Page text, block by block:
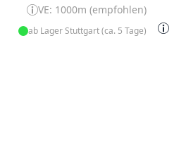
VE: 1000m (empfohlen)
ab Lager Stuttgart (ca. 5 Tage)